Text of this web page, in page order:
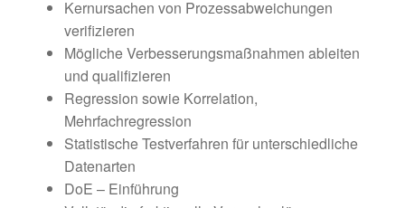
Kernursachen von Prozessabweichungen
verifizieren
Mögliche Verbesserungsmaßnahmen ableiten
und qualifizieren
Regression sowie Korrelation,
Mehrfachregression
Statistische Testverfahren für unterschiedliche
Datenarten
DoE – Einführung